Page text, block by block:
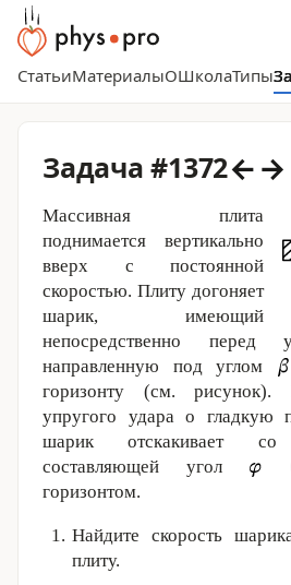
СтатьиМатериалыОШколаТипы
Задача #1372←→
Массивная плита
поднимается вертикально
вверх с постоянной
скоростью. Плиту догоняет
шарик, имеющий
непосредственно перед
направленную под углом
горизонту (см. рисунок).
упругого удара о гладкую
шарик отскакивает
составляющей угол
горизонтом.
Найдите скорость
плиту.